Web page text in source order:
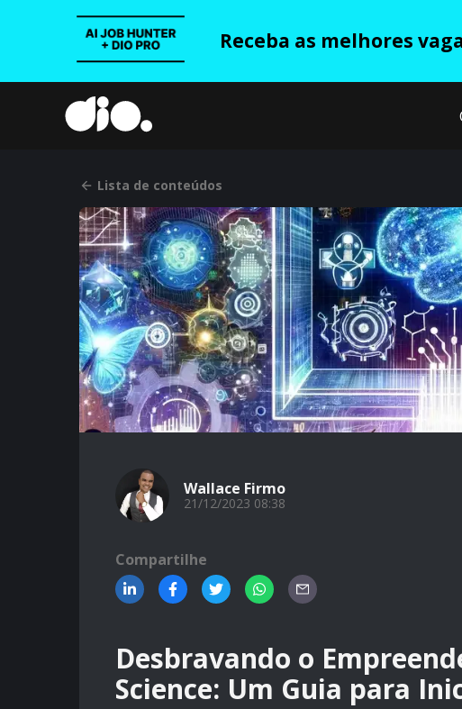
Receba as melhores
Lista de conteúdos
Wallace Firmo
21/12/2023 08:38
Compartilhe
Desbravando o
Science: Um Guia para